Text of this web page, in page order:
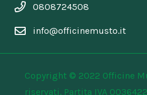
0808724508
info@officinemusto.it
Copyright © 2022 Officine
riservati. Partita IVA